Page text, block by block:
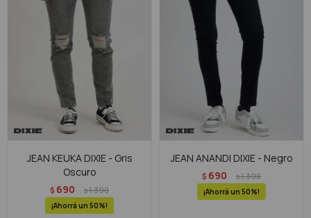
JEAN KEUKA DIXIE - Gris
Oscuro
$ 690 $1.390
50
JEAN ANANDI DIXIE - Negro
$ 690 $1.390
50